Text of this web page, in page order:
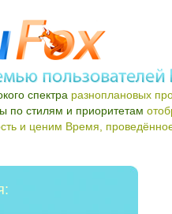
спектра разноплановых
по стилям и приоритетам
и ценим Время,